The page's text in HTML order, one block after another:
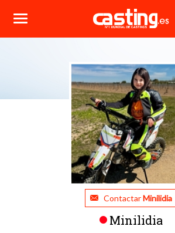
ContactarMinilidia
Minilidia